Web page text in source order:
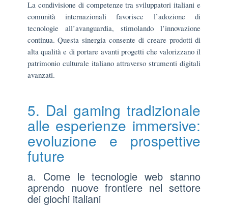
La condivisione di competenze tra sviluppatori italiani e
comunità internazionali favorisce l’adozione di
tecnologie all’avanguardia, stimolando l’innovazione
continua. Questa sinergia consente di creare prodotti di
alta qualità e di portare avanti progetti che valorizzano il
patrimonio culturale italiano attraverso strumenti digitali
avanzati.
5. Dal gaming tradizionale
alle esperienze immersive:
evoluzione e prospettive
future
a. Come le tecnologie web stanno
aprendo nuove frontiere nel settore
dei giochi italiani